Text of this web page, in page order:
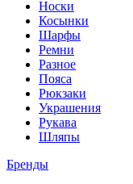
Носки
Косынки
Шарфы
Ремни
Разное
Пояса
Рюкзаки
Украшения
Рукава
Шляпы
Бренды